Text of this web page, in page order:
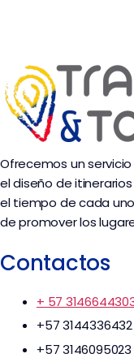
Ofrecemos un
el diseño de
el tiempo de cada
de promover los
Contactos
+ 57
+57
+57